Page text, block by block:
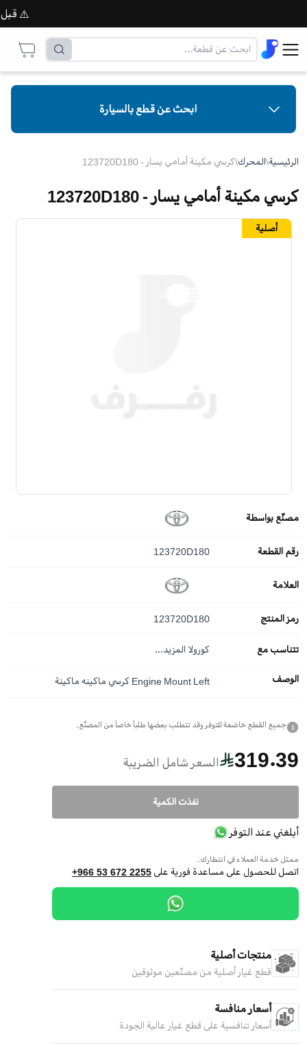
⚠️ قبل
ابحث عن قطع بالسيارة
الرئيسية\المحرك\كرسي مكينة أمامي يسار - 123720D180
كرسي مكينة أمامي يسار - 123720D180
مصنّع بواسطة
رقم القطعة 123720D180
العلامة
رمز المنتج 123720D180
تتناسب مع كورولا المزيد...
الوصف Engine Mount Left كرسي ماكينه ماكينة
i جميع القطع خاضعة للتوفر وقد تتطلب بعضها طلباً خاصاً من المصنّع.
319.39 السعر شامل الضريبة
نفذت الكمية
أبلغني عند التوفر
ممثل خدمة العملاء في انتظارك.
اتصل للحصول على مساعدة فورية على +966 53 672 2255
منتجات أصلية
قطع غيار أصلية من مصنّعين موثوقين
أسعار منافسة
أسعار تنافسية على قطع غيار عالية الجودة
أصلية